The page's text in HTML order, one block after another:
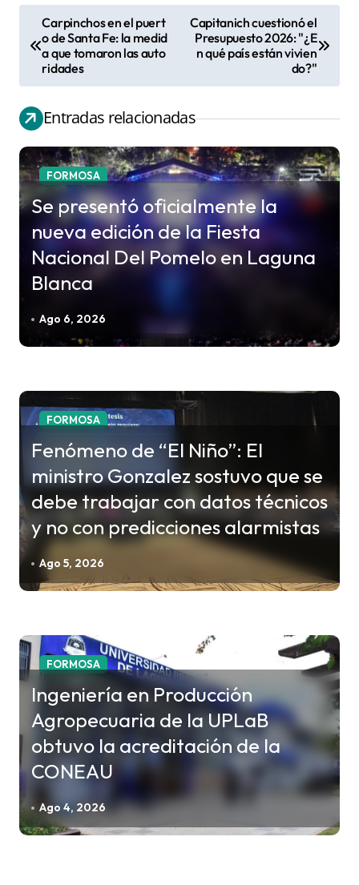
v
e
g
a
c
i
n
r
a
s
Carpinchos en el puert
o de Santa Fe: la medid
a que tomaron las auto
ridades
Capitanich cuestionó el
Presupuesto 2026: "¿E
n qué país están vivien
do?"
Entradas relacionadas
FORMOSA
Se presentó oficialmente la
nueva edición de la Fiesta
Nacional Del Pomelo en Laguna
Blanca
Ago 6, 2026
FORMOSA
Fenómeno de “El Niño”: El
ministro Gonzalez sostuvo que se
debe trabajar con datos técnicos
y no con predicciones alarmistas
Ago 5, 2026
FORMOSA
Ingeniería en Producción
Agropecuaria de la UPLaB
obtuvo la acreditación de la
CONEAU
Ago 4, 2026